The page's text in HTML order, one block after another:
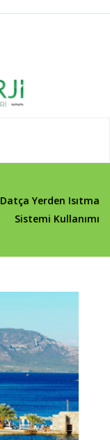
Datça Yerden Isıtma
Sistemi Kullanımı